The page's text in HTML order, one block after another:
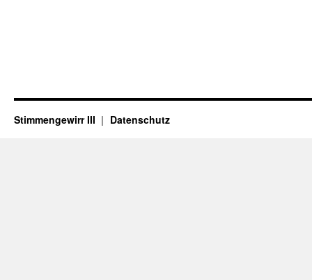
Stimmengewirr III Datenschutz